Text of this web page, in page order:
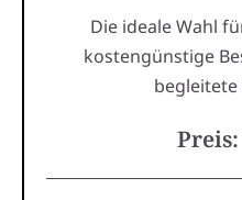
Die ideale Wahl
kostengünstige
begleitete
Preis: